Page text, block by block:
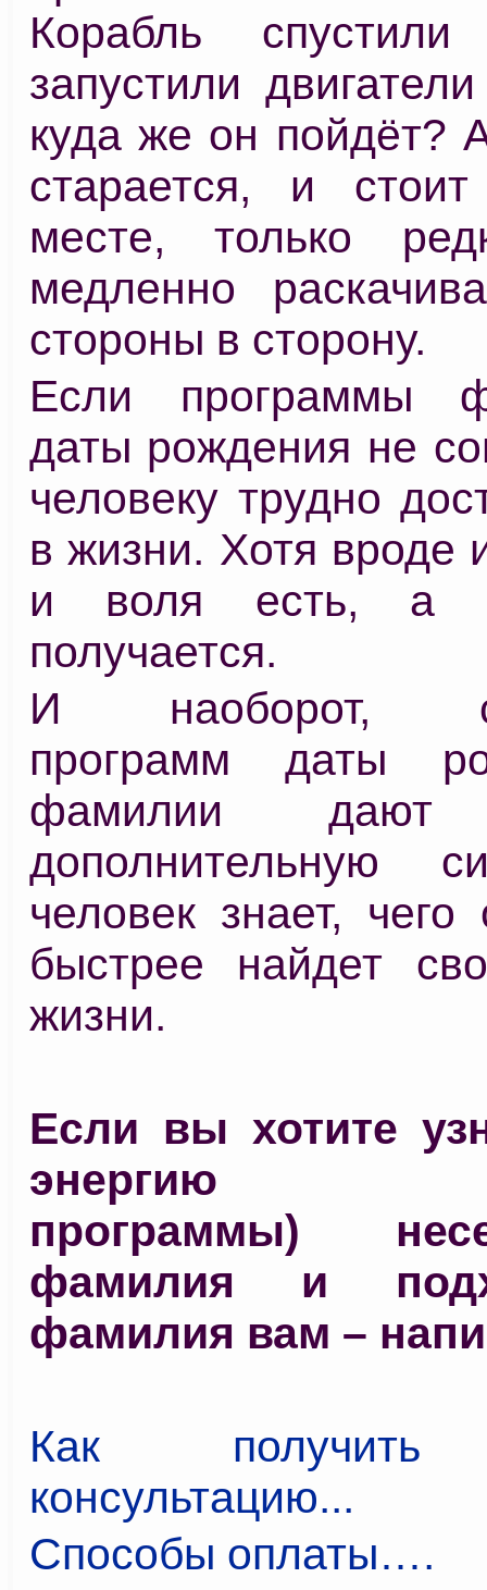
Корабль
запустили
куда же он пойдёт?
старается, и
месте, только
медленно
стороны в сторону.
Если программы
даты рождения не
человеку трудно
в жизни. Хотя вроде
и воля есть, а
получается.
И наоборот,
программ даты
фамилии дают
дополнительную
человек знает,
быстрее найдет
жизни.
Если вы хотите
энергию
программы)
фамилия и
фамилия вам –
Как получить
консультацию...
Способы оплаты….